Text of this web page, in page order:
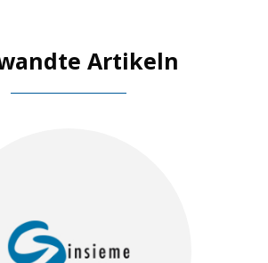
Artikeln